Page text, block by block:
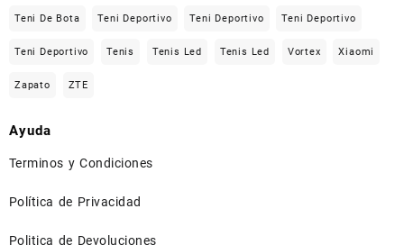
Teni De Bota Teni Deportivo Teni Deportivo Teni Deportivo
Teni Deportivo Tenis Tenis Led Tenis Led Vortex Xiaomi
Zapato ZTE
Ayuda
Terminos y Condiciones
Política de Privacidad
Politica de Devoluciones